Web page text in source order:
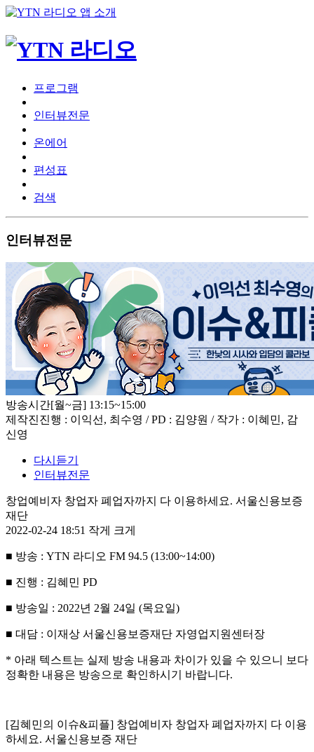
프로그램
인터뷰전문
온에어
편성표
검색
인터뷰전문
방송시간[월~금] 13:15~15:00
제작진진행 : 이익선, 최수영 / PD : 김양원 / 작가 : 이혜민, 감
신영
다시듣기
인터뷰전문
창업예비자 창업자 폐업자까지 다 이용하세요. 서울신용보증
재단
2022-02-24 18:51 작게 크게
■ 방송 : YTN 라디오 FM 94.5 (13:00~14:00)
■ 진행 : 김혜민 PD
■ 방송일 : 2022년 2월 24일 (목요일)
■ 대담 : 이재상 서울신용보증재단 자영업지원센터장
* 아래 텍스트는 실제 방송 내용과 차이가 있을 수 있으니 보다
정확한 내용은 방송으로 확인하시기 바랍니다.
[김혜민의 이슈&피플] 창업예비자 창업자 폐업자까지 다 이용
하세요. 서울신용보증 재단